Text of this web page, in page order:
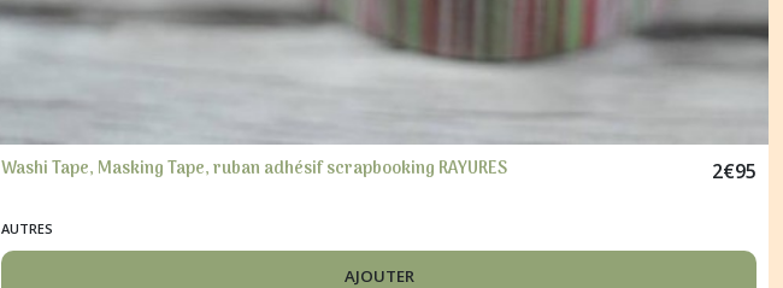
Washi Tape, Masking Tape, ruban adhésif scrapbooking RAYURES 2€95
AUTRES
AJOUTER